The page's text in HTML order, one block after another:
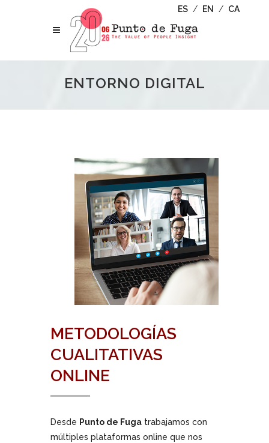
ES / EN / CA
ENTORNO DIGITAL
METODOLOGÍAS
CUALITATIVAS
ONLINE
Desde Punto de Fuga trabajamos con
múltiples plataformas online que nos